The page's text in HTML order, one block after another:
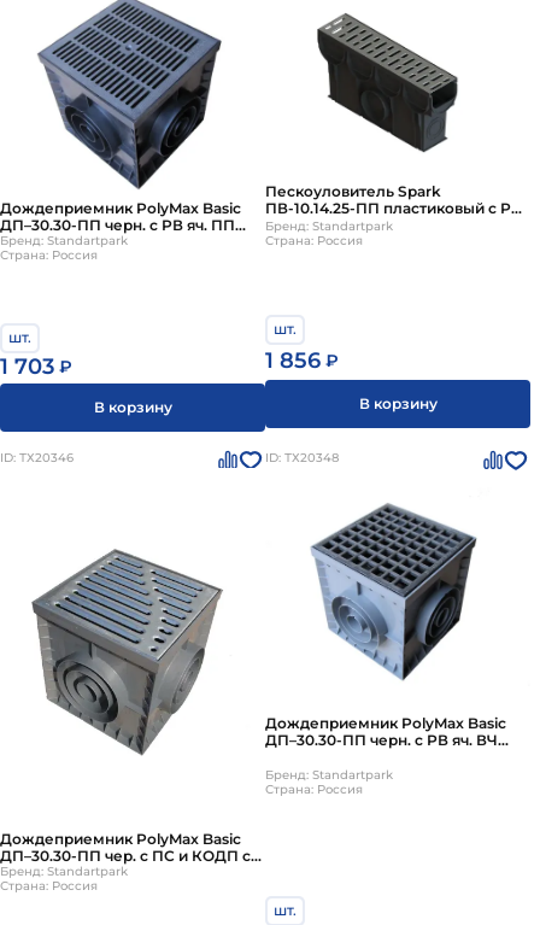
Дождеприемник PolyMax Basic
ДП–30.30-ПП черн. с РВ яч. ПП
черн. (к-т) 08308-Ч
Бренд: Standartpark
Страна: Россия
шт.
1 703 ₽
В корзину
Пескоуловитель Spark
ПВ-10.14.25-ПП пластиковый с РВ
ОС кл А
Бренд: Standartpark
Страна: Россия
шт.
1 856 ₽
В корзину
ID: ТХ20346
Дождеприемник PolyMax Basic
ДП–30.30-ПП чер. с ПС и КОДП с
РВ "вершина".оц. ст. (к-т) 083701.1-
Ч
Бренд: Standartpark
Страна: Россия
ID: ТХ20348
Дождеприемник PolyMax Basic
ДП–30.30-ПП черн. с РВ яч. ВЧ
Бренд: Standartpark
Страна: Россия
шт.